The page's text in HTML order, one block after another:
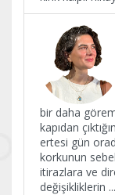
bir daha
kapıdan
ertesi gün
korkunun
itirazlara ve
değişikliklerin ...